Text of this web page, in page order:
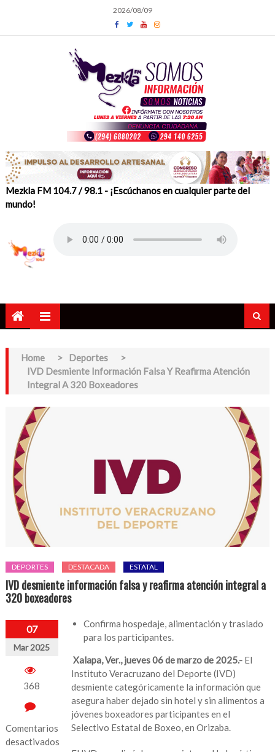
content
2026/08/09
Mezkla FM 104.7 / 98.1 - ¡Escúchanos en cualquier parte del
mundo!
Home > Deportes
>
IVD Desmiente Información Falsa Y Reafirma Atención
Integral A 320 Boxeadores
DEPORTES DESTACADA ESTATAL
IVD desmiente información falsa y reafirma atención integral a
320 boxeadores
07
Mar 2025
368
Comentarios
desactivados
Confirma hospedaje, alimentación y traslado
para los participantes.
Xalapa, Ver., jueves 06 de marzo de 2025.- El
Instituto Veracruzano del Deporte (IVD)
desmiente categóricamente la información que
asegura haber dejado sin hotel y sin alimentos a
jóvenes boxeadores participantes en el
Selectivo Estatal de Boxeo, en Orizaba.